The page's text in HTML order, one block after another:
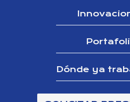
Dónde ya